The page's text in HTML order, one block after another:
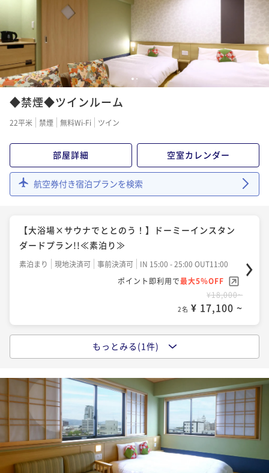
ポイント即利用で
1 2
◆禁煙◆ツインルーム
22平米 禁煙 無料Wi-Fi ツイン
部屋詳細 空室カレンダー
航空券付き宿泊プランを検索
【大浴場×サウナでととのう！】ドーミーインスタン
ダードプラン!!≪素泊り≫
素泊まり 現地決済可 事前決済可
IN 15:00 - 25:00 OUT11:00
ポイント即利用で最大5％OFF
¥18,000~
2名 ¥ 17,100 ~
【大浴場×サウナでととのう！】ドーミーインスタン
朝食付き 現地決済可 事前決済可
IN 15:00 - 25:00 OUT11:00
ポイント即利用で最大5％OFF
¥24,000~
2名 ¥ 22,800 ~
もっとみる(1件)